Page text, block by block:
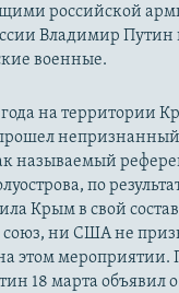
российской
Владимир Путин
военные.
года на территории
называемый
по
Крым в свой
ни США не
этом мероприятии.
18 марта объявил о